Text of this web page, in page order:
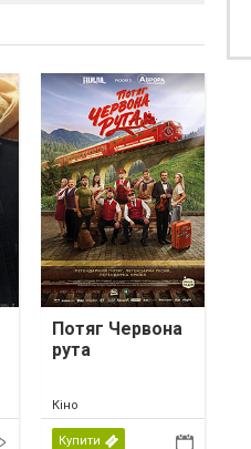
Потяг Червона
рута
Кіно
Купити